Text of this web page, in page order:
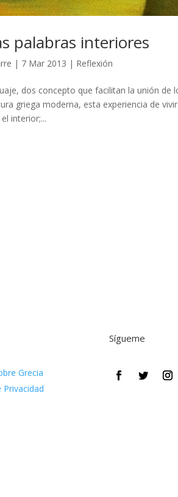
palabras interiores
| 7 Mar 2013 | Reflexión
dos concepto que facilitan la unión de
griega moderna, esta experiencia de
interior;...
Grecia
Privacidad
Sígueme